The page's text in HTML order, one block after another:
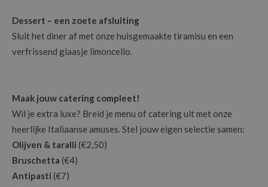
Dessert – een zoete afsluiting
Sluit het diner af met onze huisgemaakte tiramisu en een
verfrissend glaasje limoncello.
Maak jouw catering compleet!
Wil je extra luxe? Breid je menu of catering uit met onze
heerlijke Italiaanse amuses. Stel jouw eigen selectie samen:
Olijven & taralli (€2,50)
Bruschetta (€4)
Antipasti (€7)